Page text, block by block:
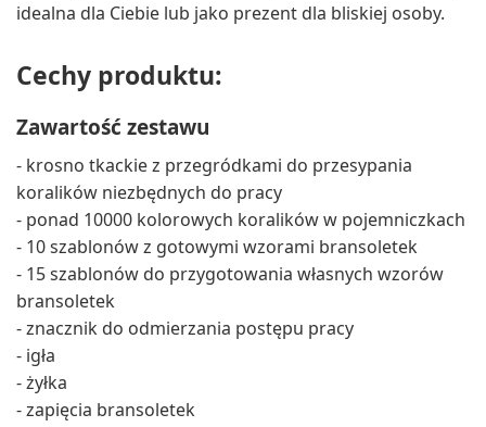
idealna dla Ciebie lub jako prezent dla bliskiej osoby.
Cechy produktu:
Zawartość zestawu
- krosno tkackie z przegródkami do przesypania
koralików niezbędnych do pracy
- ponad 10000 kolorowych koralików w pojemniczkach
- 10 szablonów z gotowymi wzorami bransoletek
- 15 szablonów do przygotowania własnych wzorów
bransoletek
- znacznik do odmierzania postępu pracy
- igła
- żyłka
- zapięcia bransoletek